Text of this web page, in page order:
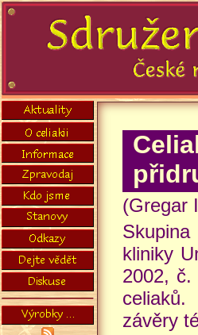
(Gregar
kliniky
2002, č.
závěry